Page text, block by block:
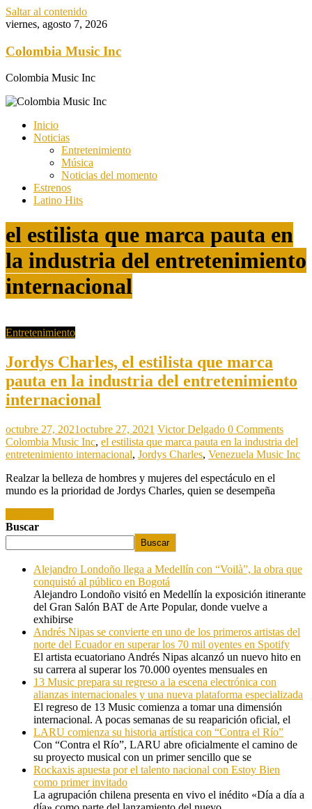
Saltar al contenido
viernes, agosto 7, 2026
Colombia Music Inc
Colombia Music Inc
Inicio
Noticias
Entretenimiento
Música
Noticias del momento
Estrenos
Latino Hits
el estilista que marca pauta en
la industria del entretenimiento
internacional
Entretenimiento
Jordys Charles, el estilista que marca
pauta en la industria del entretenimiento
internacional
octubre 27, 2021octubre 27, 2021 Victor Delgado 0 Comments
Colombia Music Inc, el estilista que marca pauta en la industria del
entretenimiento internacional, Jordys Charles, Venezuela Music Inc
Realzar la belleza de hombres y mujeres del espectáculo en el
mundo es la prioridad de Jordys Charles, quien se desempeña
Buscar
Buscar
Alejandro Londoño llega a Medellín con “Voilà”, la obra que
conquistó al público en Bogotá
Alejandro Londoño visitó en Medellín la exposición itinerante
del Gran Salón BAT de Arte Popular, donde vuelve a
exhibirse
Andrés Nipas se convierte en uno de los primeros artistas del
norte del Ecuador en superar los 70 mil oyentes en Spotify
El artista ecuatoriano Andrés Nipas alcanzó un nuevo hito en
su carrera al superar los 70.000 oyentes mensuales en
13 Music prepara su regreso a la escena electrónica con
alianzas internacionales y una nueva plataforma especializada
El regreso de 13 Music comienza a tomar una dimensión
internacional. A pocas semanas de su reaparición oficial, el
LARU comienza su historia artística con “Contra el Río”
Con “Contra el Río”, LARU abre oficialmente el camino de
su proyecto musical con un primer sencillo que se
Rockaxis apuesta por el talento nacional con Estoy Bien
como primer invitado
La agrupación chilena presenta en vivo el inédito «Día a día a